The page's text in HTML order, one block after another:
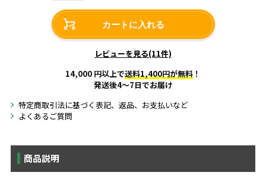
カートに入れる
レビューを見る(11件)
14,000 円以上で送料1,400円が無料 ！
発送後4～7日でお届け
特定商取引法に基づく表記、返品、お支払いなど
よくあるご質問
商品説明